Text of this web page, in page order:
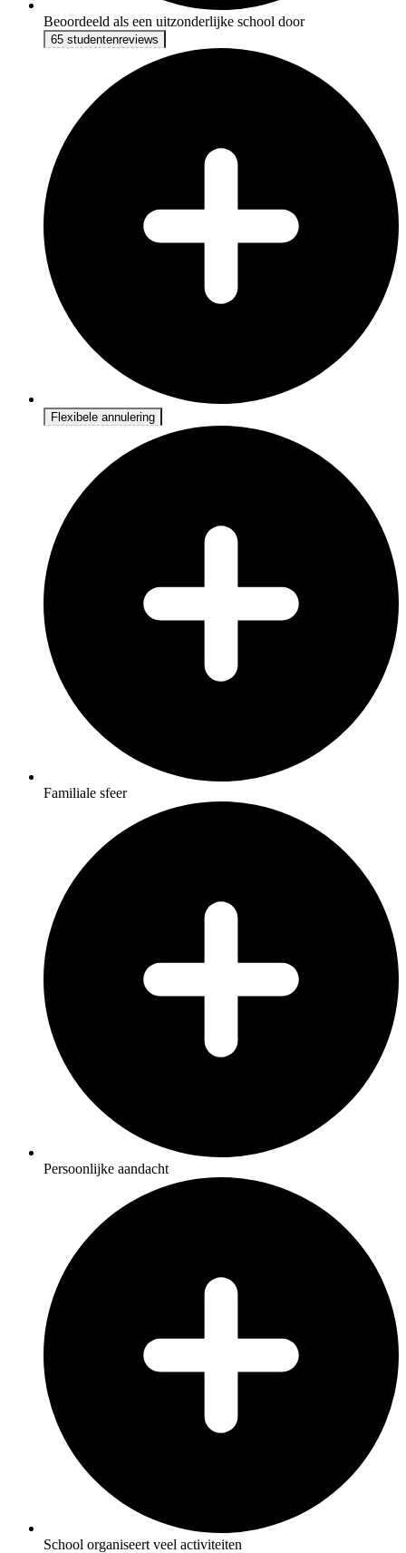
Beoordeeld als een uitzonderlijke school door
65 studentenreviews
Flexibele annulering
Familiale sfeer
Persoonlijke aandacht
School organiseert veel activiteiten